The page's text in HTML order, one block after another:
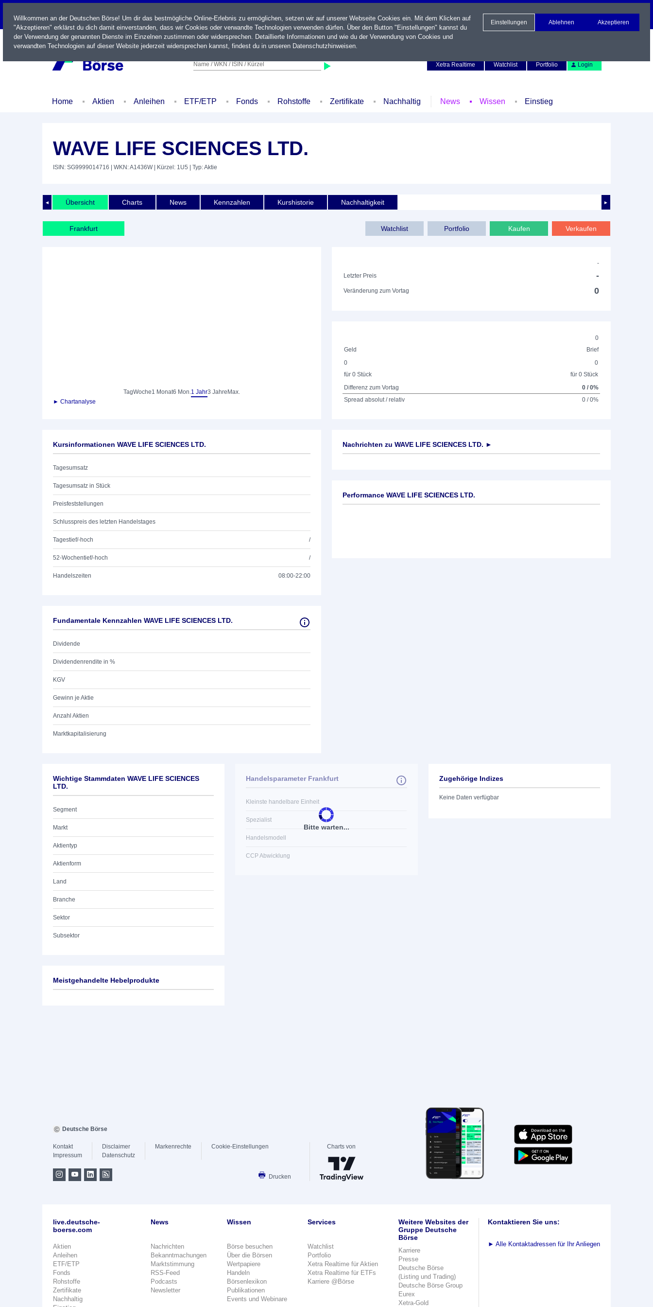
LIVE
Name / WKN / ISIN / Kürzel
Xetra Realtime
Watchlist Portfolio Login
Home Aktien Anleihen ETF/ETP Fonds Rohstoffe Zertifikate Nachhaltig News Wissen Einstieg
WAVE LIFE SCIENCES LTD.
ISIN: SG9999014716 | WKN: A1436W| Kürzel: 1U5 | Typ: Aktie
◄ ►
Übersicht Charts News Kennzahlen Kurshistorie Nachhaltigkeit
Frankfurt Watchlist Portfolio Kaufen Verkaufen
TagWoche1 Monat6 Mon.1 Jahr3 Jahre Max.
► Chartanalyse
-
Letzter Preis
-
Veränderung zum Vortag 0
0
Geld
Brief
0
für 0 Stück
0
für 0 Stück
Differenz zum Vortag
0 / 0%
Spread absolut / relativ
0 / 0%
Kursinformationen WAVE LIFE SCIENCES LTD.
Tagesumsatz
Tagesumsatz in Stück
Preisfeststellungen
Schlusspreis des letzten Handelstages
Tagestief/-hoch /
52-Wochentief/-hoch /
Handelszeiten 08:00-22:00
Fundamentale Kennzahlen WAVE LIFE SCIENCES LTD.
Dividende
Dividendenrendite in %
KGV
Gewinn je Aktie
Anzahl Aktien
Marktkapitalisierung
Nachrichten zu WAVE LIFE SCIENCES LTD. ►
Performance WAVE LIFE SCIENCES LTD.
Wichtige Stammdaten WAVE LIFE SCIENCES
LTD.
Segment
Markt
Aktientyp
Aktienform
Land
Branche
Sektor
Subsektor
Bitte warten...
Handelsparameter Frankfurt
Kleinste handelbare Einheit
Spezialist
Handelsmodell
CCP Abwicklung
Zugehörige Indizes
Keine Daten verfügbar
Meistgehandelte Hebelprodukte
Willkommen an der Deutschen Börse! Um dir das bestmögliche Online-Erlebnis zu ermöglichen, setzen wir auf unserer Webseite Cookies ein. Mit dem Klicken auf
"Akzeptieren" erklärst du dich damit einverstanden, dass wir Cookies oder verwandte Technologien verwenden dürfen. Über den Button "Einstellungen" kannst du
der Verwendung der genannten Dienste im Einzelnen zustimmen oder widersprechen. Detaillierte Informationen und wie du der Verwendung von Cookies und
verwandten Technologien auf dieser Website jederzeit widersprechen kannst, findest du in unseren Datenschutzhinweisen.
Einstellungen Ablehnen Akzeptieren
Deutsche Börse
Kontakt
Impressum
Disclaimer
Datenschutz
Markenrechte Cookie-Einstellungen
Drucken
Charts von
live.deutsche-
boerse.com
Aktien
Anleihen
ETF/ETP
Fonds
Rohstoffe
Zertifikate
Nachhaltig
News
Nachrichten
Bekanntmachungen
Marktstimmung
RSS-Feed
Podcasts
Newsletter
Wissen
Börse besuchen
Über die Börsen
Wertpapiere
Handeln
Börsenlexikon
Publikationen
Events und Webinare
Services
Watchlist
Portfolio
Xetra Realtime für Aktien
Xetra Realtime für ETFs
Karriere @Börse
Weitere Websites der
Gruppe Deutsche
Börse
Karriere
Presse
Deutsche Börse
(Listing und Trading)
Deutsche Börse Group
Eurex
Xetra-Gold
Kontaktieren Sie uns:
► Alle Kontaktadressen für Ihr Anliegen